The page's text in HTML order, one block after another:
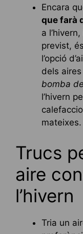
Encara
que farà
a
previst,
l’opció
dels
bomba
l’hivern
mateixes.
Trucs
aire
l’hivern
Tria un